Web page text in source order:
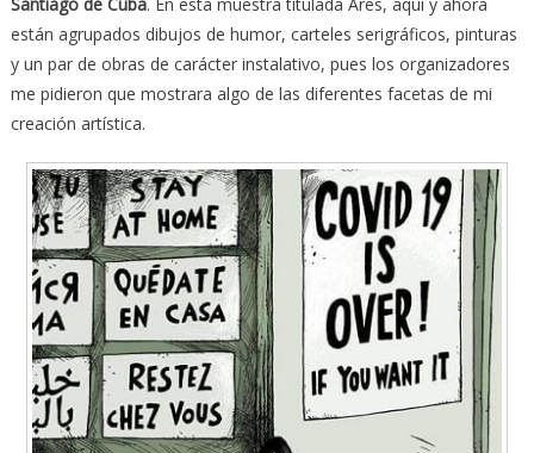
Santiago de Cuba. En esta muestra titulada Ares, aquí y ahora
están agrupados dibujos de humor, carteles serigráficos, pinturas
y un par de obras de carácter instalativo, pues los organizadores
me pidieron que mostrara algo de las diferentes facetas de mi
creación artística.